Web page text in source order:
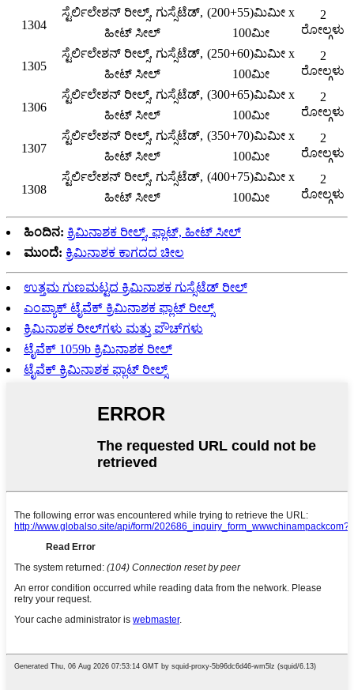
1304
ಸ್ಟೆರ್ಲಿಲೇಶನ್ ರೀಲ್ಸ್, ಗುಸ್ಸೆಟೆಡ್,
ಹೀಟ್ ಸೀಲ್
(200+55)ಮಿಮೀ x
100ಮೀ
2
ರೋಲ್ಗಳು
1305
ಸ್ಟೆರ್ಲಿಲೇಶನ್ ರೀಲ್ಸ್, ಗುಸ್ಸೆಟೆಡ್,
ಹೀಟ್ ಸೀಲ್
(250+60)ಮಿಮೀ x
100ಮೀ
2
ರೋಲ್ಗಳು
1306
ಸ್ಟೆರ್ಲಿಲೇಶನ್ ರೀಲ್ಸ್, ಗುಸ್ಸೆಟೆಡ್,
ಹೀಟ್ ಸೀಲ್
(300+65)ಮಿಮೀ x
100ಮೀ
2
ರೋಲ್ಗಳು
1307
ಸ್ಟೆರ್ಲಿಲೇಶನ್ ರೀಲ್ಸ್, ಗುಸ್ಸೆಟೆಡ್,
ಹೀಟ್ ಸೀಲ್
(350+70)ಮಿಮೀ x
100ಮೀ
2
ರೋಲ್ಗಳು
1308
ಸ್ಟೆರ್ಲಿಲೇಶನ್ ರೀಲ್ಸ್, ಗುಸ್ಸೆಟೆಡ್,
ಹೀಟ್ ಸೀಲ್
(400+75)ಮಿಮೀ x
100ಮೀ
2
ರೋಲ್ಗಳು
ಹಿಂದಿನ: ಕ್ರಿಮಿನಾಶಕ ರೀಲ್ಸ್, ಫ್ಲಾಟ್, ಹೀಟ್ ಸೀಲ್
ಮುಂದೆ: ಕ್ರಿಮಿನಾಶಕ ಕಾಗದದ ಚೀಲ
ಉತ್ತಮ ಗುಣಮಟ್ಟದ ಕ್ರಿಮಿನಾಶಕ ಗುಸ್ಸೆಟೆಡ್ ರೀಲ್
ಎಂಪ್ಯಾಕ್ ಟೈವೆಕ್ ಕ್ರಿಮಿನಾಶಕ ಫ್ಲಾಟ್ ರೀಲ್ಸ್
ಕ್ರಿಮಿನಾಶಕ ರೀಲ್‌ಗಳು ಮತ್ತು ಪೌಚ್‌ಗಳು
ಟೈವೆಕ್ 1059b ಕ್ರಿಮಿನಾಶಕ ರೀಲ್
ಟೈವೆಕ್ ಕ್ರಿಮಿನಾಶಕ ಫ್ಲಾಟ್ ರೀಲ್ಸ್